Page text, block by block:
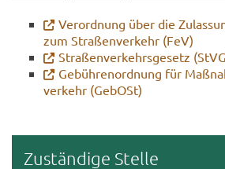
Ver­ord­nung über die
zum Stra­ßen­ver­kehr (FeV)
Stra­ßen­ver­kehrs­ge­setz
Ge­büh­ren­ord­nung für
ver­kehr (Ge­bOSt)
Zu­stän­di­ge Stel­le